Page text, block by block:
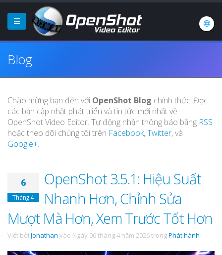
Blog
Chào mừng bạn đến với OpenShot Blog chính thức! Đọc
các bản cập nhật phát triển và tin tức mới nhất về
OpenShot Video Editor. Tự động nhận thông báo bằng RSS
hoặc theo dõi chúng tôi trên Facebook,Twitter, và
Google+.
6
Tháng 4
OpenShot 3.5.1: Hiệu Suất
Nhanh Hơn, Chỉnh Sửa
Mượt Mà Hơn, Xem Trước Tốt Hơn
Viết bởi Jonathan vào Ngày 06 tháng 4 năm 2026trongPhát hành .